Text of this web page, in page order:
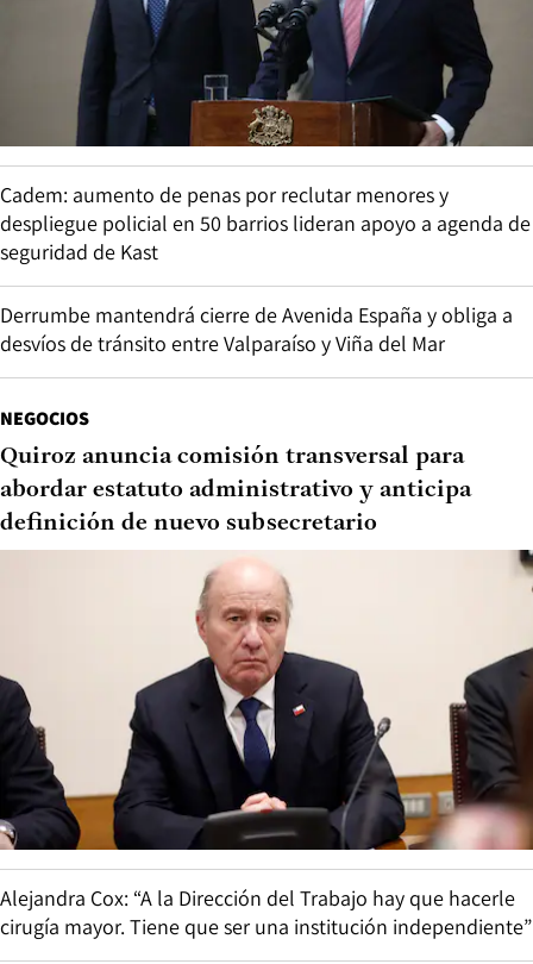
Cadem: aumento de penas por reclutar menores y
despliegue policial en 50 barrios lideran apoyo a agenda de
seguridad de Kast
Derrumbe mantendrá cierre de Avenida España y obliga a
desvíos de tránsito entre Valparaíso y Viña del Mar
NEGOCIOS
Quiroz anuncia comisión transversal para
abordar estatuto administrativo y anticipa
definición de nuevo subsecretario
Alejandra Cox: “A la Dirección del Trabajo hay que hacerle
cirugía mayor. Tiene que ser una institución independiente”